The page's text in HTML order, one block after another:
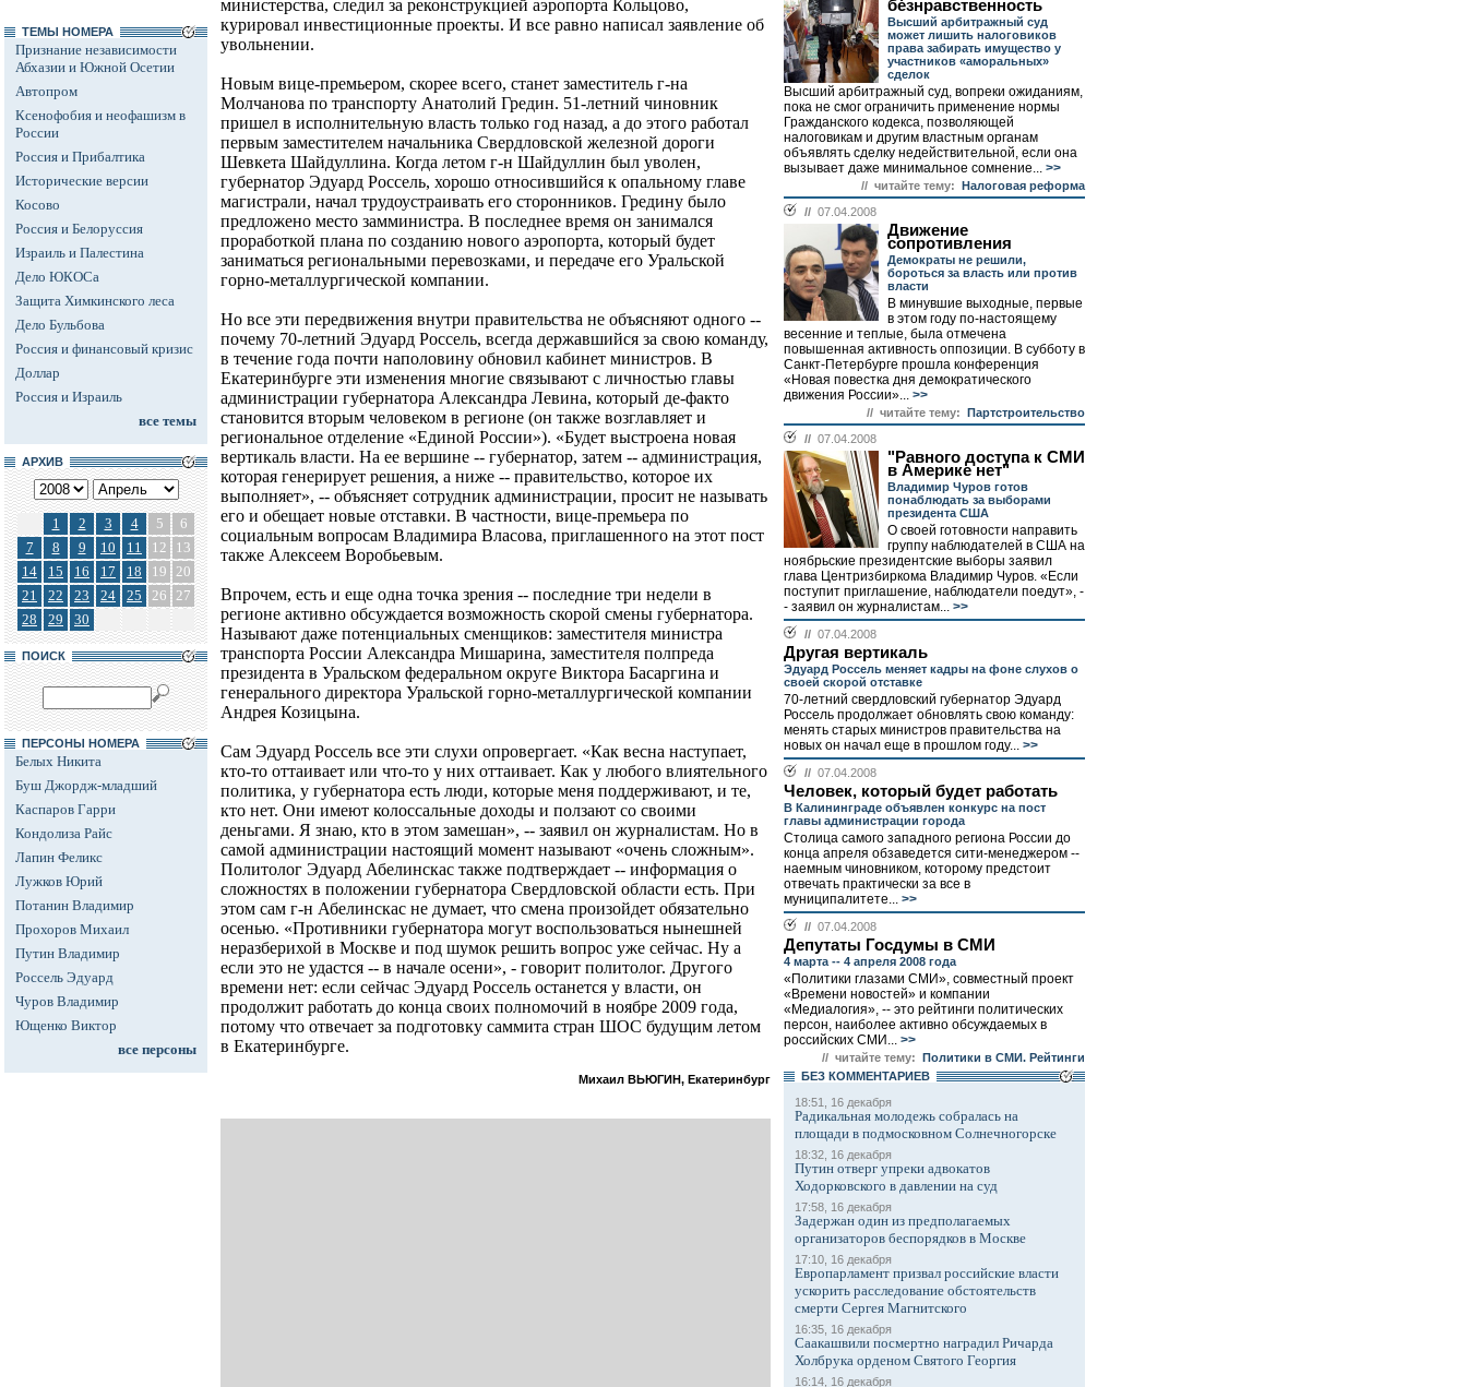
ТЕМЫ НОМЕРА
Признание независимости
Абхазии и Южной Осетии
Автопром
Ксенофобия и неофашизм в
России
Россия и Прибалтика
Исторические версии
Косово
Россия и Белоруссия
Израиль и Палестина
Дело ЮКОСа
Защита Химкинского леса
Дело Бульбова
Россия и финансовый кризис
Доллар
Россия и Израиль
все темы
АРХИВ
1 2 3 4 5
6
7
8 9 10 11 12
13
14
15 16 17 18 19 20
21
22 23 24 25 26 27
28
29 30
ПОИСК
ПЕРСОНЫ НОМЕРА
Белых Никита
Буш Джордж-младший
Каспаров Гарри
Кондолиза Райс
Лапин Феликс
Лужков Юрий
Потанин Владимир
Прохоров Михаил
Путин Владимир
Россель Эдуард
Чуров Владимир
Ющенко Виктор
все персоны
министерства, следил за реконструкцией аэропорта Кольцово,
курировал инвестиционные проекты. И все равно написал заявление об
увольнении.
Новым вице-премьером, скорее всего, станет заместитель г-на
Молчанова по транспорту Анатолий Гредин. 51-летний чиновник
пришел в исполнительную власть только год назад, а до этого работал
первым заместителем начальника Свердловской железной дороги
Шевкета Шайдуллина. Когда летом г-н Шайдуллин был уволен,
губернатор Эдуард Россель, хорошо относившийся к опальному главе
магистрали, начал трудоустраивать его сторонников. Гредину было
предложено место замминистра. В последнее время он занимался
проработкой плана по созданию нового аэропорта, который будет
заниматься региональными перевозками, и передаче его Уральской
горно-металлургической компании.
Но все эти передвижения внутри правительства не объясняют одного --
почему 70-летний Эдуард Россель, всегда державшийся за свою команду,
в течение года почти наполовину обновил кабинет министров. В
Екатеринбурге эти изменения многие связывают с личностью главы
администрации губернатора Александра Левина, который де-факто
становится вторым человеком в регионе (он также возглавляет и
региональное отделение «Единой России»). «Будет выстроена новая
вертикаль власти. На ее вершине -- губернатор, затем -- администрация,
которая генерирует решения, а ниже -- правительство, которое их
выполняет», -- объясняет сотрудник администрации, просит не называть
его и обещает новые отставки. В частности, вице-премьера по
социальным вопросам Владимира Власова, приглашенного на этот пост
также Алексеем Воробьевым.
Впрочем, есть и еще одна точка зрения -- последние три недели в
регионе активно обсуждается возможность скорой смены губернатора.
Называют даже потенциальных сменщиков: заместителя министра
транспорта России Александра Мишарина, заместителя полпреда
президента в Уральском федеральном округе Виктора Басаргина и
генерального директора Уральской горно-металлургической компании
Андрея Козицына.
Сам Эдуард Россель все эти слухи опровергает. «Как весна наступает,
кто-то оттаивает или что-то у них оттаивает. Как у любого влиятельного
политика, у губернатора есть люди, которые меня поддерживают, и те,
кто нет. Они имеют колоссальные доходы и ползают со своими
деньгами. Я знаю, кто в этом замешан», -- заявил он журналистам. Но в
самой администрации настоящий момент называют «очень сложным».
Политолог Эдуард Абелинскас также подтверждает -- информация о
сложностях в положении губернатора Свердловской области есть. При
этом сам г-н Абелинскас не думает, что смена произойдет обязательно
осенью. «Противники губернатора могут воспользоваться нынешней
неразберихой в Москве и под шумок решить вопрос уже сейчас. Ну а
если это не удастся -- в начале осени», - говорит политолог. Другого
времени нет: если сейчас Эдуард Россель останется у власти, он
продолжит работать до конца своих полномочий в ноябре 2009 года,
потому что отвечает за подготовку саммита стран ШОС будущим летом
в Екатеринбурге.
Михаил ВЬЮГИН, Екатеринбург
безнравственность
Высший арбитражный суд
может лишить налоговиков
права забирать имущество у
участников «аморальных»
сделок
Высший арбитражный суд, вопреки ожиданиям,
пока не смог ограничить применение нормы
Гражданского кодекса, позволяющей
налоговикам и другим властным органам
объявлять сделку недействительной, если она
вызывает даже минимальное сомнение... >>
// читайте тему: Налоговая реформа
// 07.04.2008
Движение
сопротивления
Демократы не решили,
бороться за власть или против
власти
В минувшие выходные, первые
в этом году по-настоящему
весенние и теплые, была отмечена
повышенная активность оппозиции. В субботу в
Санкт-Петербурге прошла конференция
«Новая повестка дня демократического
движения России»... >>
// читайте тему: Партстроительство
// 07.04.2008
"Равного доступа к СМИ
в Америке нет"
Владимир Чуров готов
понаблюдать за выборами
президента США
О своей готовности направить
группу наблюдателей в США на
ноябрьские президентские выборы заявил
глава Центризбиркома Владимир Чуров. «Если
поступит приглашение, наблюдатели поедут», -
- заявил он журналистам... >>
// 07.04.2008
Другая вертикаль
Эдуард Россель меняет кадры на фоне слухов о
своей скорой отставке
70-летний свердловский губернатор Эдуард
Россель продолжает обновлять свою команду:
менять старых министров правительства на
новых он начал еще в прошлом году... >>
// 07.04.2008
Человек, который будет работать
В Калининграде объявлен конкурс на пост
главы администрации города
Столица самого западного региона России до
конца апреля обзаведется сити-менеджером --
наемным чиновником, которому предстоит
отвечать практически за все в
муниципалитете... >>
// 07.04.2008
Депутаты Госдумы в СМИ
4 марта -- 4 апреля 2008 года
«Политики глазами СМИ», совместный проект
«Времени новостей» и компании
«Медиалогия», -- это рейтинги политических
персон, наиболее активно обсуждаемых в
российских СМИ... >>
// читайте тему: Политики в СМИ. Рейтинги
БЕЗ КОМMЕНТАРИЕВ
18:51, 16 декабря
Радикальная молодежь собралась на
площади в подмосковном Солнечногорске
18:32, 16 декабря
Путин отверг упреки адвокатов
Ходорковского в давлении на суд
17:58, 16 декабря
Задержан один из предполагаемых
организаторов беспорядков в Москве
17:10, 16 декабря
Европарламент призвал российские власти
ускорить расследование обстоятельств
смерти Сергея Магнитского
16:35, 16 декабря
Саакашвили посмертно наградил Ричарда
Холбрука орденом Святого Георгия
16:14, 16 декабря